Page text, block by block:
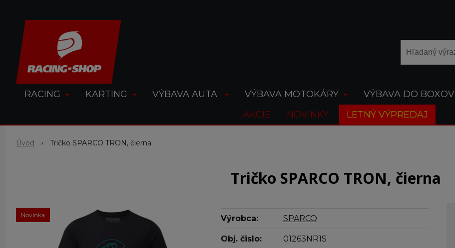
RACING KARTING VÝBAVA AUTA VÝBAVA MOTOKÁRY VÝBAVA DO BOXOV
AKCIE
NOVINKY LETNÝ VÝPREDAJ
Úvod Tričko SPARCO TRON, čierna
Tričko SPARCO TRON, čierna
Novinka Výrobca: SPARCO
Obj. čislo: 01263NR1S